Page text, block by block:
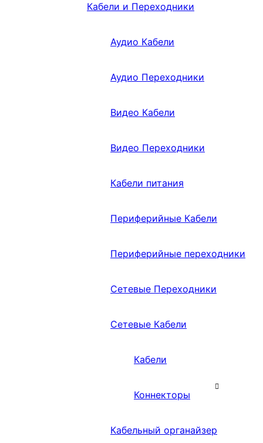
Кабели и Переходники
Аудио Кабели
Аудио Переходники
Видео Кабели
Видео Переходники
Кабели питания
Периферийные Кабели
Периферийные переходники
Сетевые Переходники
Сетевые Кабели
Кабели
Коннекторы
Кабельный органайзер